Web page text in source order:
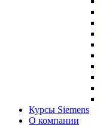
Курсы Siemens
О компании